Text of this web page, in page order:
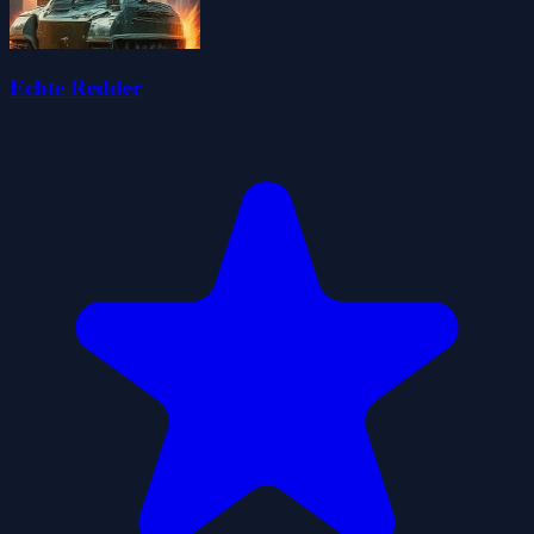
Echte Redder